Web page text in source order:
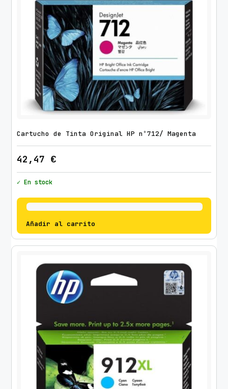
Cartucho de Tinta Original HP nº712/ Magenta
42,47 €
✓ En stock
Añadir al carrito